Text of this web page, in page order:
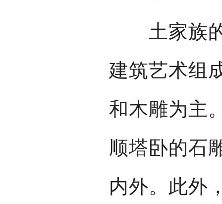
土家族的
建筑艺术组
和木雕为主
顺塔卧的石
内外。此外